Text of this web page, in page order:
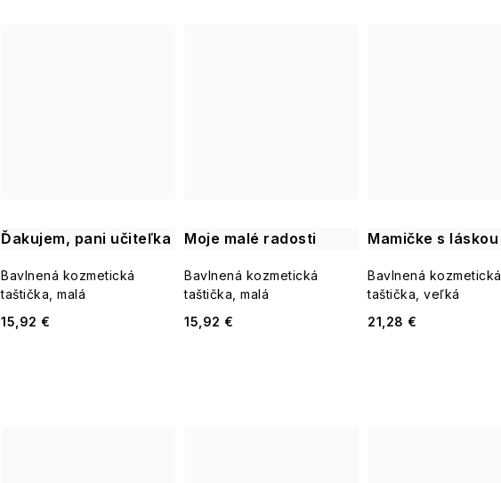
Ďakujem, pani učiteľka
Bavlnená kozmetická
taštička, malá
15,92 €
Moje malé radosti
Bavlnená kozmetická
taštička, malá
15,92 €
Mamičke s láskou
Bavlnená kozmetická
taštička, veľká
21,28 €